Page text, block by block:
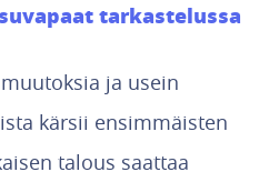
tarkastelussa
ja usein
kärsii ensimmäisten
talous saattaa